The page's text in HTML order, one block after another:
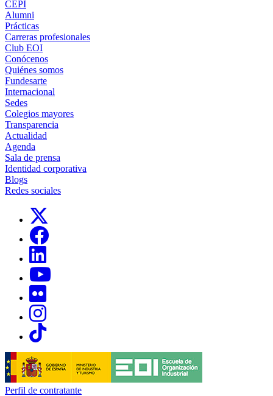
CEPI
Alumni
Prácticas
Carreras profesionales
Club EOI
Conócenos
Quiénes somos
Fundesarte
Internacional
Sedes
Colegios mayores
Transparencia
Actualidad
Agenda
Sala de prensa
Identidad corporativa
Blogs
Redes sociales
Links, Opens in this window
Links, Opens in this window
Links, Opens in this window
Links, Opens in this window
Links, Opens in this window
Perfil de contratante